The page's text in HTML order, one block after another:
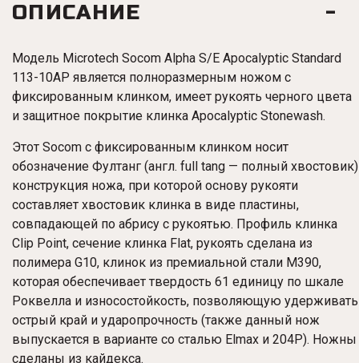
ОПИСАНИЕ
Модель Microtech Socom Alpha S/E Apocalyptic Standard
113-10AP является полноразмерным ножом с
фиксированным клинком, имеет рукоять черного цвета
и защитное покрытие клинка Apocalyptic Stonewash.
Этот Socom с фиксированным клинком носит
обозначение Фултанг (англ. full tang — полный хвостовик)
конструкция ножа, при которой основу рукояти
составляет хвостовик клинка в виде пластины,
совпадающей по абрису с рукоятью. Профиль клинка
Clip Point, сечение клинка Flat, рукоять сделана из
полимера G10, клинок из премиальной стали M390,
которая обеспечивает твердость 61 единицу по шкале
Роквелла и износостойкость, позволяющую удерживать
острый край и ударопрочность (также данный нож
выпускается в варианте со сталью Elmax и 204P). Ножны
сделаны из кайдекса.